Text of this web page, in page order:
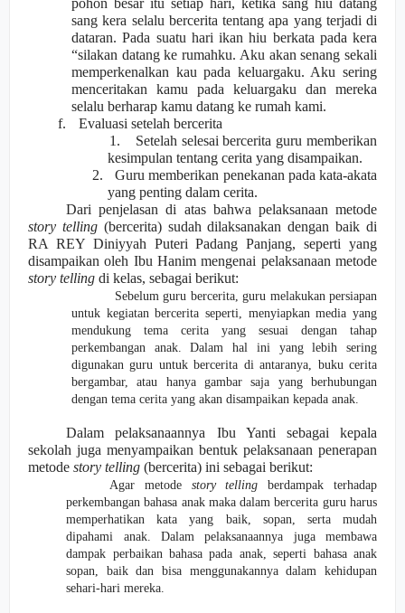
pohon besar itu setiap hari, ketika sang hiu datang
sang kera selalu bercerita tentang apa yang terjadi di
dataran. Pada suatu hari ikan hiu berkata pada kera
“silakan datang ke rumahku. Aku akan senang sekali
memperkenalkan kau pada keluargaku. Aku sering
menceritakan kamu pada keluargaku dan mereka
selalu berharap kamu datang ke rumah kami.
f.
Evaluasi setelah bercerita
1.
Setelah selesai bercerita guru memberikan
kesimpulan tentang cerita yang disampaikan.
2.
Guru memberikan penekanan pada kata-akata
yang penting dalam cerita.
Dari penjelasan di atas bahwa pelaksanaan metode
story telling(bercerita) sudah dilaksanakan dengan baik di
RA REY Diniyyah Puteri Padang Panjang, seperti yang
disampaikan oleh Ibu Hanim mengenai pelaksanaan metode
story telling di kelas, sebagai berikut:
Sebelum guru bercerita, guru melakukan persiapan
untuk kegiatan bercerita seperti, menyiapkan media yang
mendukung tema cerita yang sesuai dengan tahap
perkembangan anak. Dalam hal ini yang lebih sering
digunakan guru untuk bercerita di antaranya, buku cerita
bergambar, atau hanya gambar saja yang berhubungan
dengan tema cerita yang akan disampaikan kepada anak.
Dalam pelaksanaannya Ibu Yanti sebagai kepala
sekolah juga menyampaikan bentuk pelaksanaan penerapan
metode story telling (bercerita) ini sebagai berikut:
Agar metode story telling berdampak terhadap
perkembangan bahasa anak maka dalam bercerita guru harus
memperhatikan kata yang baik, sopan, serta mudah
dipahami anak. Dalam pelaksanaannya juga membawa
dampak perbaikan bahasa pada anak, seperti bahasa anak
sopan, baik dan bisa menggunakannya dalam kehidupan
sehari-hari mereka.